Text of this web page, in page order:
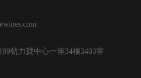
號力寶中心一座34樓3403室